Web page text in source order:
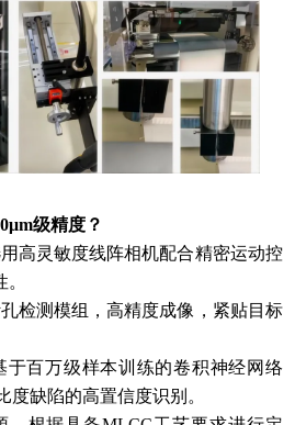
级精度？
高灵敏度线阵相机配合精密运动控
检测模组，高精度成像，紧贴目标
于百万级样本训练的卷积神经网络
度缺陷的高置信度识别。